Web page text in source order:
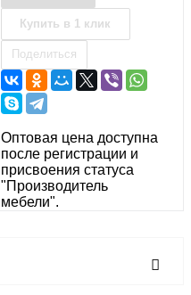
Купить в 1 клик
Поделиться
Оптовая цена доступна
после регистрации и
присвоения статуса
"Производитель
мебели".